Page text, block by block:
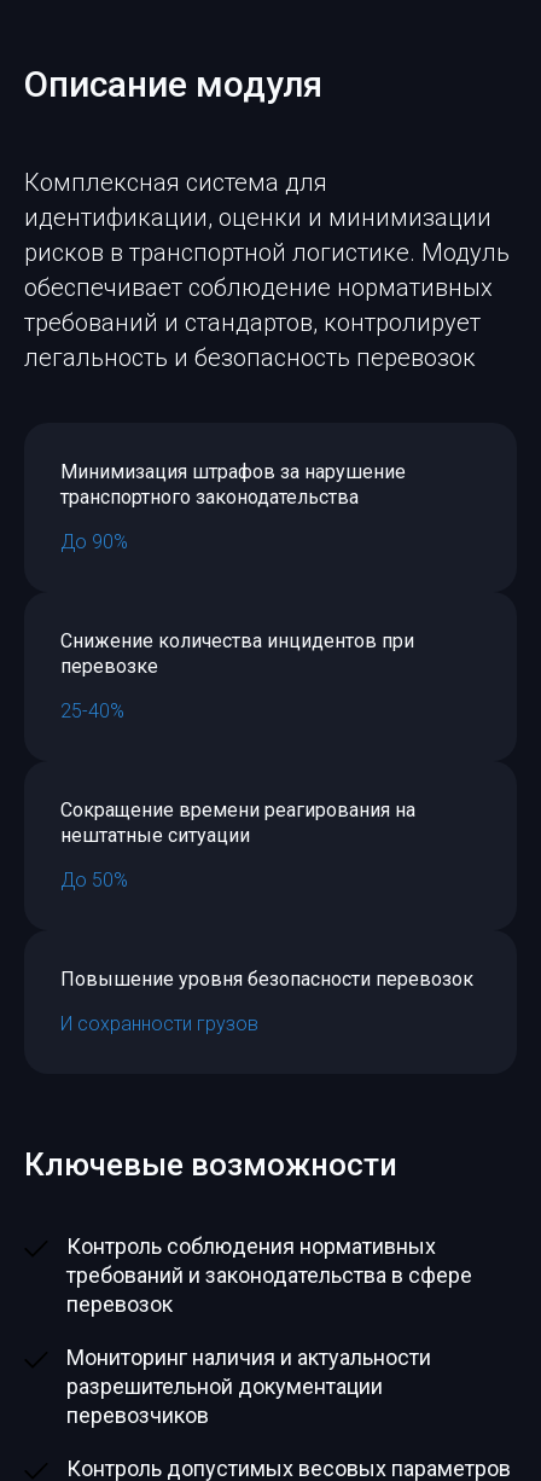
Описание модуля
Комплексная система для
идентификации, оценки и минимизации
рисков в транспортной логистике. Модуль
обеспечивает соблюдение нормативных
требований и стандартов, контролирует
легальность и безопасность перевозок
Минимизация штрафов за нарушение
транспортного законодательства
До 90%
Снижение количества инцидентов при
перевозке
25-40%
Сокращение времени реагирования на
нештатные ситуации
До 50%
Повышение уровня безопасности перевозок
И сохранности грузов
Ключевые возможности
Контроль соблюдения нормативных
требований и законодательства в сфере
перевозок
Мониторинг наличия и актуальности
разрешительной документации
перевозчиков
Контроль допустимых весовых параметров